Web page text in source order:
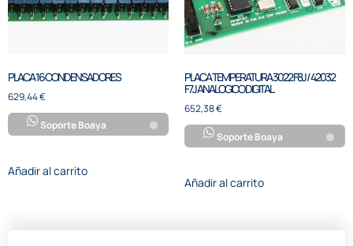
PLACA 16 CONDENSADORES
629,44€
Soporte Boaya
Añadir al carrito
PLACA TEMPERATURA 3022 F8J / 42032
F7J ANALOGICO DIGITAL
652,38€
Soporte Boaya
Añadir al carrito